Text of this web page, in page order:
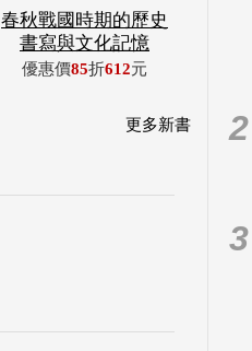
春秋戰國時期的歷史
書寫與文化記憶
優惠價85折612元
更多新書 2
3